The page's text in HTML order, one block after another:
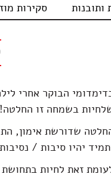
סקירות
הבוקר אחרי
בשמחה זו
שדורשת אימון,
יהיו סיבות /
זאת לחיות